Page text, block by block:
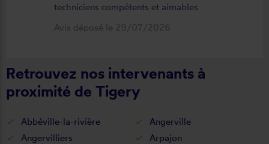
techniciens compétents et aimables
Avis déposé le 29/07/2026
Retrouvez nos intervenants à
proximité de Tigery
Abbéville-la-rivière
Angerville
Angervilliers
Arpajon